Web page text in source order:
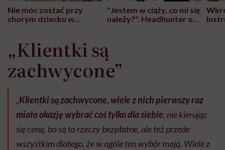
Nie móc zostać przy
chorym dziecku w
może chyba tylko
głupota i brak
wyobraźni"
"Jestem w ciąży, co mi się
należy?". Headhunter o
„Klientki są
zachwycone”
„Klientki są zachwycone, wiele z nich pierwszy raz
miało okazję wybrać coś tylko dla siebie, nie kierując
się ceną, bo są to rzeczy bezpłatne, ale też przede
wszystkim dlatego, że w ogóle ten wybór mają. Wiele z